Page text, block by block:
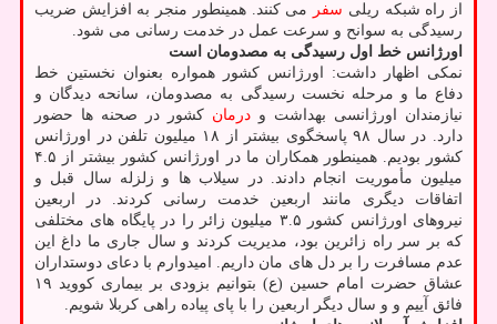
از راه شبکه ریلی سفر
می کنند. همینطور منجر به افزایش ضریب
رسیدگی به سوانح و سرعت عمل در خدمت رسانی می شود.
اورژانس خط اول رسیدگی به مصدومان است
نمکی اظهار داشت: اورژانس کشور همواره بعنوان نخستین خط
دفاع ما و مرحله نخست رسیدگی به مصدومان، سانحه دیدگان و
نیازمندان اورژانسی بهداشت و درمان کشور در صحنه ها حضور
دارد. در سال ۹۸ پاسخگوی بیشتر از ۱۸ میلیون تلفن در اورژانس
کشور بودیم. همینطور همکاران ما در اورژانس کشور بیشتر از ۴.۵
میلیون مأموریت انجام دادند. در سیلاب ها و زلزله سال قبل و
اتفاقات دیگری مانند اربعین خدمت رسانی کردند. در اربعین
نیروهای اورژانس کشور ۳.۵ میلیون زائر را در پایگاه های مختلفی
که بر سر راه زائرین بود، مدیریت کردند و سال جاری ما داغ این
عدم مسافرت را بر دل های مان داریم. امیدوارم با دعای دوستداران
عشاق حضرت امام حسین (ع) بتوانیم بزودی بر بیماری کووید ۱۹
فائق آییم و و سال دیگر اربعین را با پای پیاده راهی کربلا شویم.